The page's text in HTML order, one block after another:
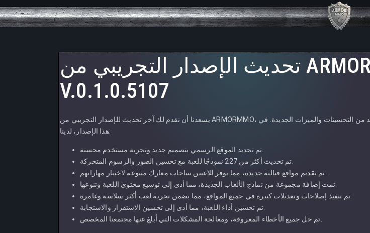
تحديث الإصدار التجريبي من ARMORMMO
V.0.1.0.5107
يسعدنا أن نقدم لك آخر تحديث للإصدار التجريبي من ARMORMMO، والذي يقدم العديد من التحسينات والميزات الجديدة. في
هذا الإصدار، لدينا: